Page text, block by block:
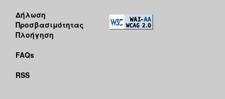
Δήλωση
Προσβασιμότητας
Πλοήγηση
FAQs
RSS